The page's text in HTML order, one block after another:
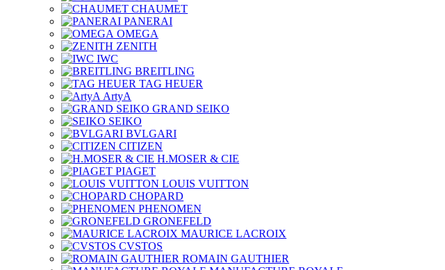
CHAUMET
PANERAI
OMEGA
ZENITH
IWC
BREITLING
TAG HEUER
ArtyA
GRAND SEIKO
SEIKO
BVLGARI
CITIZEN
H.MOSER & CIE
PIAGET
LOUIS VUITTON
CHOPARD
PHENOMEN
GRONEFELD
MAURICE LACROIX
CVSTOS
ROMAIN GAUTHIER